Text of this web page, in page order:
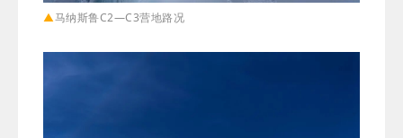
▲马纳斯鲁C2—C3营地路况